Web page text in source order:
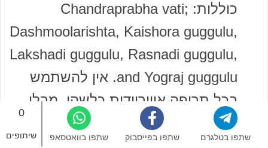
כוללות: Chandraprabha vati;
Dashmoolarishta, Kaishora guggulu,
Lakshadi guggulu, Rasnadi guggulu,
and Yograj guggulu. אין להשתמש
בכל תרופה אייורוודית כלשהי, מבלי
להתייעץ תחילה עם רופא מומחה.
0
שיתופים שתפו בוואטסאפ שתפו בפייסבוק שתפו בטלגרם